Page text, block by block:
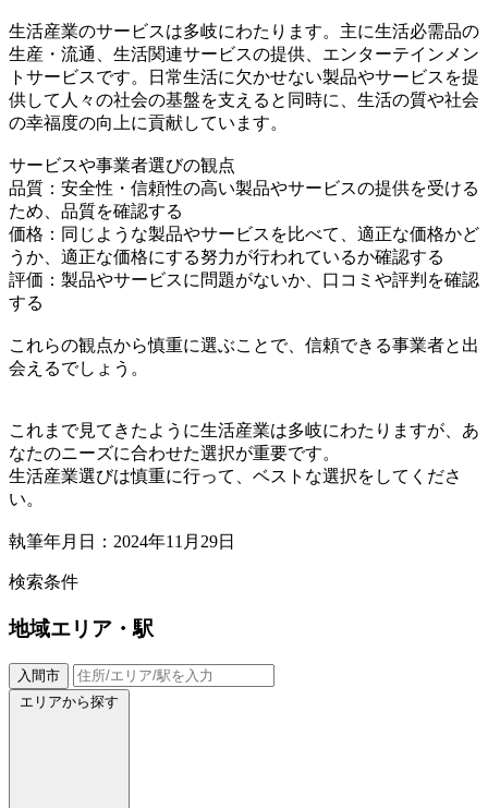
生活産業のサービスは多岐にわたります。主に生活必需品の
生産・流通、生活関連サービスの提供、エンターテインメン
トサービスです。日常生活に欠かせない製品やサービスを提
供して人々の社会の基盤を支えると同時に、生活の質や社会
の幸福度の向上に貢献しています。
サービスや事業者選びの観点
品質：安全性・信頼性の高い製品やサービスの提供を受ける
ため、品質を確認する
価格：同じような製品やサービスを比べて、適正な価格かど
うか、適正な価格にする努力が行われているか確認する
評価：製品やサービスに問題がないか、口コミや評判を確認
する
これらの観点から慎重に選ぶことで、信頼できる事業者と出
会えるでしょう。
これまで見てきたように生活産業は多岐にわたりますが、あ
なたのニーズに合わせた選択が重要です。
生活産業選びは慎重に行って、ベストな選択をしてくださ
い。
執筆年月日：2024年11月29日
検索条件
地域エリア・駅
入間市
エリアから探す